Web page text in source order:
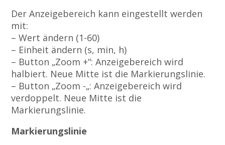
Der Anzeigebereich kann eingestellt werden
mit:
– Wert ändern (1-60)
– Einheit ändern (s, min, h)
– Button „Zoom +“: Anzeigebereich wird
halbiert. Neue Mitte ist die Markierungslinie.
– Button „Zoom -„: Anzeigebereich wird
verdoppelt. Neue Mitte ist die
Markierungslinie.
Markierungslinie